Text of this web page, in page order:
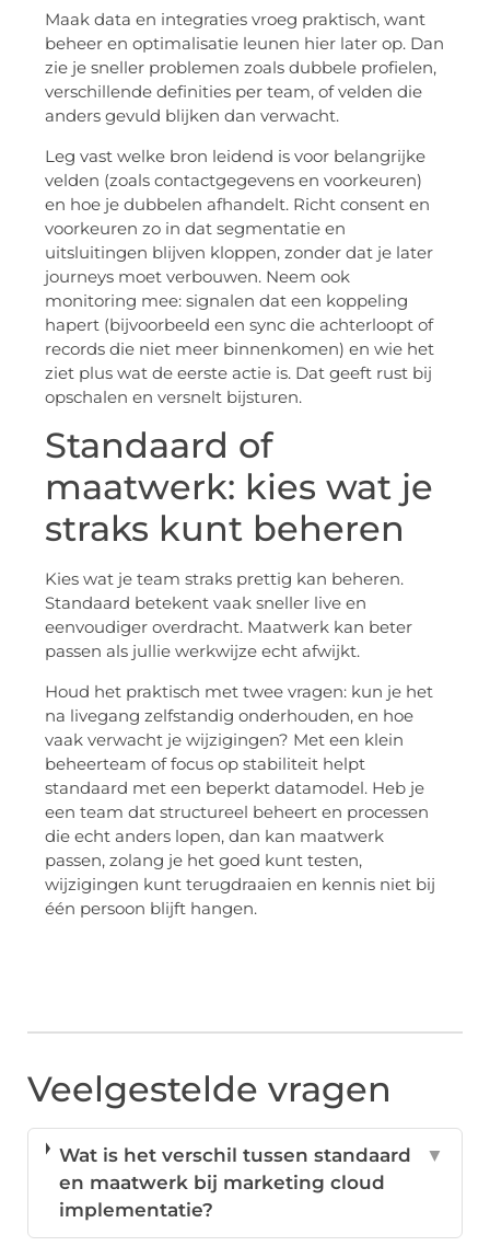
Maak data en integraties vroeg praktisch, want
beheer en optimalisatie leunen hier later op. Dan
zie je sneller problemen zoals dubbele profielen,
verschillende definities per team, of velden die
anders gevuld blijken dan verwacht.
Leg vast welke bron leidend is voor belangrijke
velden (zoals contactgegevens en voorkeuren)
en hoe je dubbelen afhandelt. Richt consent en
voorkeuren zo in dat segmentatie en
uitsluitingen blijven kloppen, zonder dat je later
journeys moet verbouwen. Neem ook
monitoring mee: signalen dat een koppeling
hapert (bijvoorbeeld een sync die achterloopt of
records die niet meer binnenkomen) en wie het
ziet plus wat de eerste actie is. Dat geeft rust bij
opschalen en versnelt bijsturen.
Standaard of
maatwerk: kies wat je
straks kunt beheren
Kies wat je team straks prettig kan beheren.
Standaard betekent vaak sneller live en
eenvoudiger overdracht. Maatwerk kan beter
passen als jullie werkwijze echt afwijkt.
Houd het praktisch met twee vragen: kun je het
na livegang zelfstandig onderhouden, en hoe
vaak verwacht je wijzigingen? Met een klein
beheerteam of focus op stabiliteit helpt
standaard met een beperkt datamodel. Heb je
een team dat structureel beheert en processen
die echt anders lopen, dan kan maatwerk
passen, zolang je het goed kunt testen,
wijzigingen kunt terugdraaien en kennis niet bij
één persoon blijft hangen.
Veelgestelde vragen
Wat is het verschil tussen standaard
en maatwerk bij marketing cloud
implementatie?
▼